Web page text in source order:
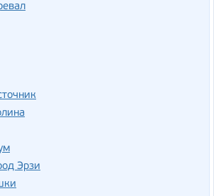
Эрзи